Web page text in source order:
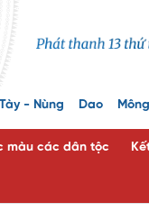
Tày - Nùng Dao Mông
màu các dân tộc